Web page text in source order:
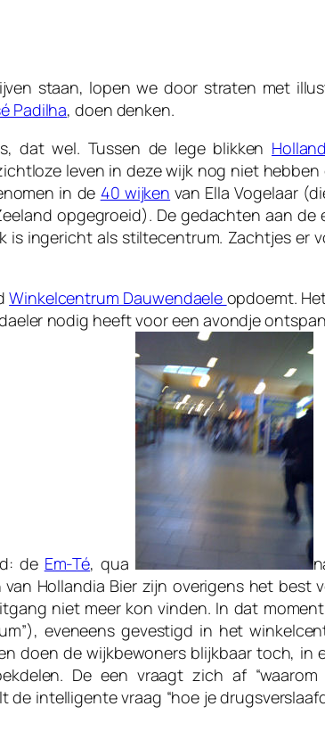
staan, lopen we door straten met
Padilha, doen denken.
dat wel. Tussen de lege blikken
leven in deze wijk nog niet hebben
in de 40 wijken van Ella Vogelaar
opgegroeid). De gedachten aan de
is ingericht als stiltecentrum. Zachtjes er
Winkelcentrum Dauwendaele opdoemt.
nodig heeft voor een avondje
de Em-Té, qua
Hollandia Bier zijn overigens het best
niet meer kon vinden. In dat
eveneens gevestigd in het
doen de wijkbewoners blijkbaar toch, in
De een vraagt zich af
intelligente vraag “hoe je